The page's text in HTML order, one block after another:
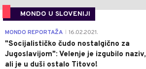
MONDO U SLOVENIJI
MONDO REPORTAŽA 16.02.2021.
"Socijalističko čudo nostalgično za
Jugoslavijom": Velenje je izgubilo naziv,
ali je u duši ostalo Titovo!